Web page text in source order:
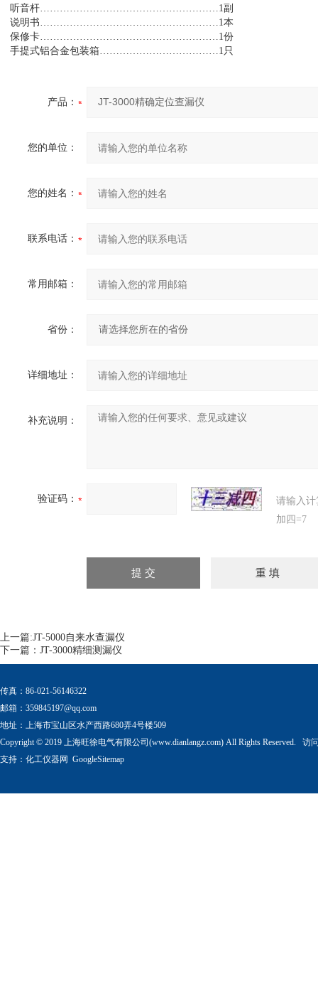
听音杆………………………………………………1副
说明书………………………………………………1本
保修卡………………………………………………1份
手提式铝合金包装箱………………………………1只
产品：
您的单位：
您的姓名：
联系电话：
常用邮箱：
省份：
详细地址：
补充说明：
验证码：
请输入
加四=7
上一篇:JT-5000自来水查漏仪
下一篇： JT-3000精细测漏仪
传真：86-021-56146322
邮箱： 359845197@qq.com
地址：上海市宝山区水产西路680弄4号楼509
Copyright © 2019 上海旺徐电气有限公司(www.dianlangz.com) All Rights Reserved. 访
支持： 化工仪器网 GoogleSitemap